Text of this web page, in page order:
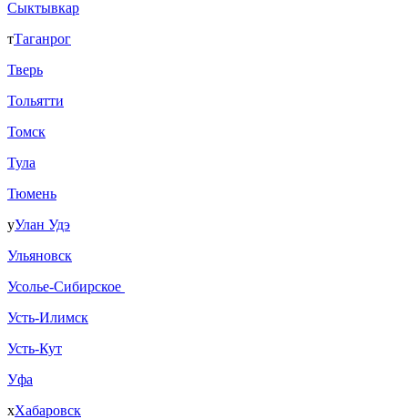
Сыктывкар
тТаганрог
Тверь
Тольятти
Томск
Тула
Тюмень
уУлан Удэ
Ульяновск
Усолье-Сибирское
Усть-Илимск
Усть-Кут
Уфа
хХабаровск